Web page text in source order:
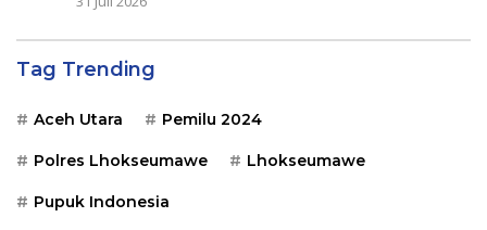
Tag Trending
Aceh Utara Pemilu 2024
Polres Lhokseumawe Lhokseumawe
Pupuk Indonesia